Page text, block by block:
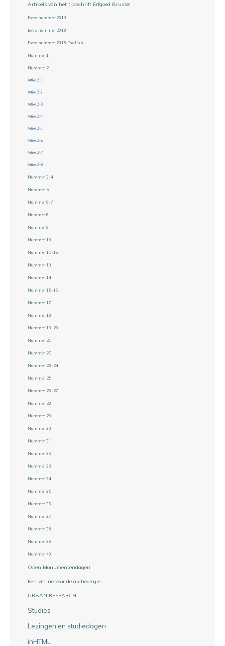
Artikels van het tijdschrift Erfgoed Brussel
Extra nummer 2013
Extra nummer 2018
Extra nummer 2018 English
Nummer 1
Nummer 2
Artikel 2-1
Artikel 2-2
Artikel 2-3
Artikel 2-4
Artikel 2-5
Artikel 2-6
Artikel 2-7
Artikel 2-8
Nummer 3-4
Nummer 5
Nummer 6-7
Nummer 8
Nummer 9
Nummer 10
Nummer 11-12
Nummer 13
Nummer 14
Nummer 15-16
Nummer 17
Nummer 18
Nummer 19-20
Nummer 21
Nummer 22
Nummer 23-24
Nummer 25
Nummer 26-27
Nummer 28
Nummer 29
Nummer 30
Nummer 31
Nummer 32
Nummer 33
Nummer 34
Nummer 35
Nummer 36
Nummer 37
Nummer 38
Nummer 39
Nummer 40
Open Monumentendagen
Een vitrine voor de archeologie
URBAN RESEARCH
Studies
Lezingen en studiedagen
inHTML